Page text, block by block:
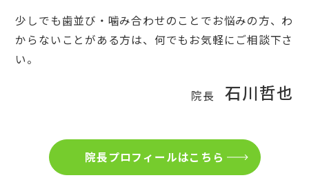
少しでも歯並び・噛み合わせのことでお悩みの方、わ
からないことがある方は、何でもお気軽にご相談下さ
い。
院長 石川哲也
院長プロフィールはこちら